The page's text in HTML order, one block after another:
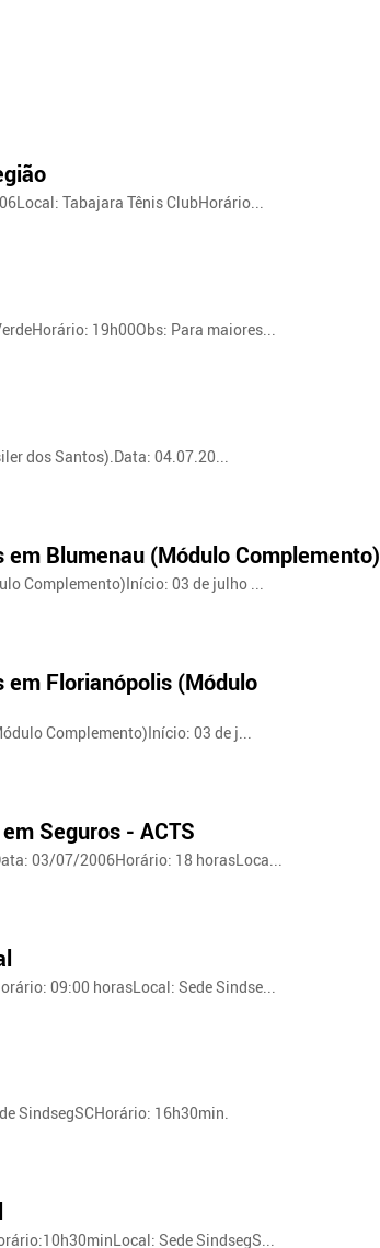
Tabajara Tênis ClubHorário...
19h00Obs: Para maiores...
dos Santos).Data: 04.07.20...
Blumenau (Módulo Complemento)
Complemento)Início: 03 de julho ...
em Florianópolis (Módulo
Complemento)Início: 03 de j...
Seguros - ACTS
03/07/2006Horário: 18 horasLoca...
09:00 horasLocal: Sede Sindse...
SindsegSCHorário: 16h30min.
Sede SindsegS...